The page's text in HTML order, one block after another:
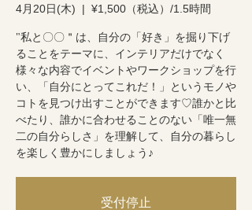
4月20日(木)
  |
¥1,500（税込）/1.5時間
"私と〇〇＂は、自分の「好き」を掘り下げ
ることをテーマに、インテリアだけでなく
様々な内容でイベントやワークショップを行
い、「自分にとってこれだ！」というモノや
コトを見つけ出すことができます♡誰かと比
べたり、誰かに合わせることのない「唯一無
二の自分らしさ」を理解して、自分の暮らし
を楽しく豊かにしましょう♪
受付停止